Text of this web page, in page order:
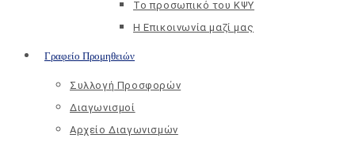
Το προσωπικό του ΚΨΥ
Η Επικοινωνία μαζί μας
Γραφείο Προμηθειών
Συλλογή Προσφορών
Διαγωνισμοί
Αρχείο Διαγωνισμών